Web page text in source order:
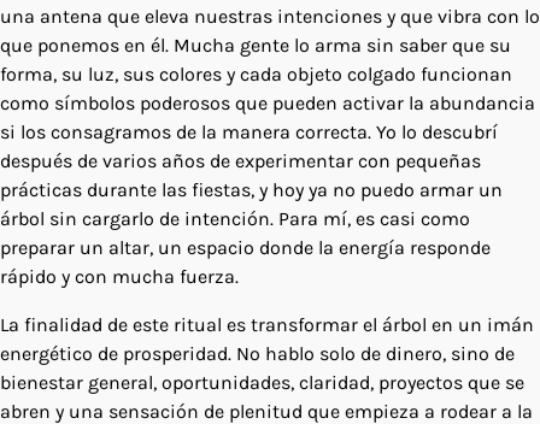
una antena que eleva nuestras intenciones y que vibra con lo
que ponemos en él. Mucha gente lo arma sin saber que su
forma, su luz, sus colores y cada objeto colgado funcionan
como símbolos poderosos que pueden activar la abundancia
si los consagramos de la manera correcta. Yo lo descubrí
después de varios años de experimentar con pequeñas
prácticas durante las fiestas, y hoy ya no puedo armar un
árbol sin cargarlo de intención. Para mí, es casi como
preparar un altar, un espacio donde la energía responde
rápido y con mucha fuerza.
La finalidad de este ritual es transformar el árbol en un imán
energético de prosperidad. No hablo solo de dinero, sino de
bienestar general, oportunidades, claridad, proyectos que se
abren y una sensación de plenitud que empieza a rodear a la